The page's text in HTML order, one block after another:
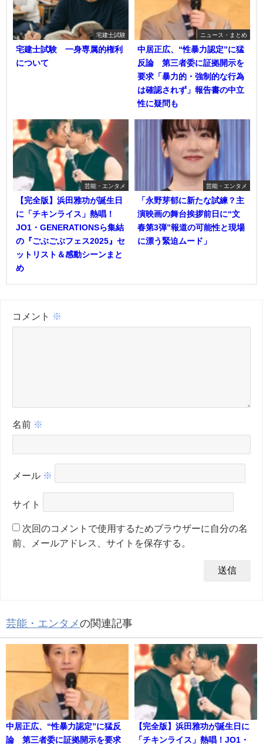
宅建士試験
宅建士試験 一身専属的権利
について
ニュース・まとめ
中居正広、“性暴力認定”に猛
反論 第三者委に証拠開示を
要求「暴力的・強制的な行為
は確認されず」報告書の中立
性に疑問も
芸能・エンタメ
【完全版】浜田雅功が誕生日
に「チキンライス」熱唱！
JO1・GENERATIONSら集結
の『ごぶごぶフェス2025』セ
ットリスト＆感動シーンまと
め
芸能・エンタメ
「永野芽郁に新たな試練？主
演映画の舞台挨拶前日に“文
春第3弾”報道の可能性と現場
に漂う緊迫ムード」
コメント ※
名前 ※
メール ※
サイト
次回のコメントで使用するためブラウザーに自分の名
前、メールアドレス、サイトを保存する。
芸能・エンタメの関連記事
中居正広、“性暴力認定”に猛反
論 第三者委に証拠開示を要求
【完全版】浜田雅功が誕生日に
「チキンライス」熱唱！JO1・